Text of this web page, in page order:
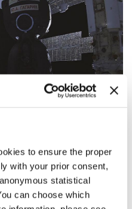
to ensure the proper
with your prior consent,
statistical
can choose which
girata nello spazio, Space